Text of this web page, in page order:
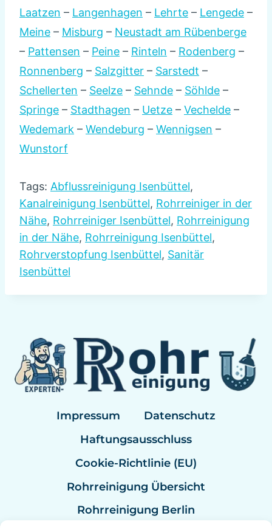
Laatzen – Langenhagen – Lehrte – Lengede –
Meine – Misburg – Neustadt am Rübenberge
– Pattensen – Peine – Rinteln – Rodenberg –
Ronnenberg – Salzgitter – Sarstedt –
Schellerten – Seelze – Sehnde – Söhlde –
Springe – Stadthagen – Uetze – Vechelde –
Wedemark – Wendeburg – Wennigsen –
Wunstorf
Tags: Abflussreinigung Isenbüttel,
Kanalreinigung Isenbüttel, Rohrreiniger in der
Nähe, Rohrreiniger Isenbüttel, Rohrreinigung
in der Nähe, Rohrreinigung Isenbüttel,
Rohrverstopfung Isenbüttel, Sanitär
Isenbüttel
Impressum
Datenschutz
Haftungsausschluss
Cookie-Richtlinie (EU)
Rohrreinigung Übersicht
Rohrreinigung Berlin